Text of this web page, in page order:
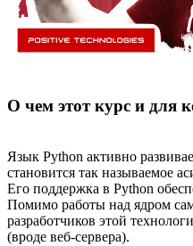
О чем этот курс и для
Язык Python активно
становится так называемое
Его поддержка в Python
Помимо работы над ядром
разработчиков этой
(вроде веб-сервера).